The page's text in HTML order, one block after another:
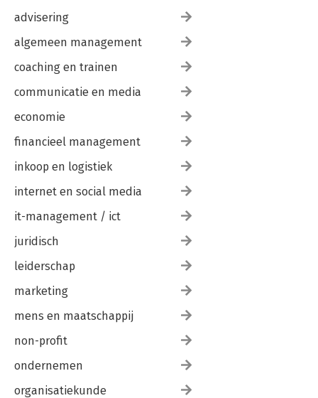
advisering
algemeen management
coaching en trainen
communicatie en media
economie
financieel management
inkoop en logistiek
internet en social media
it-management / ict
juridisch
leiderschap
marketing
mens en maatschappij
non-profit
ondernemen
organisatiekunde